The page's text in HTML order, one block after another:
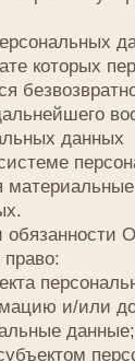
обеспечивать
Политике
данных;
персональных
случайного
данных, а также
в отношении
данных,
персональные
предусмотренные
субъектов
имеют право: